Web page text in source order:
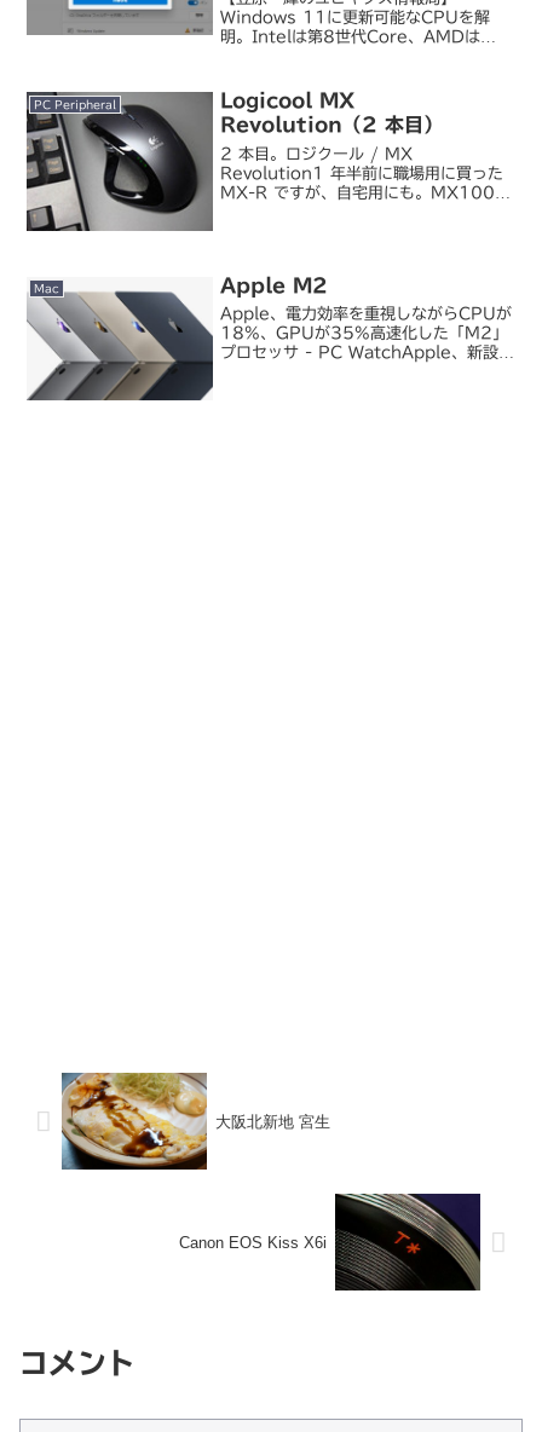
Windows 11に更新可能なCPUを解
明。Intelは第8世代Core、AMDは
Windows 11 アップグレー...
PC Peripheral
Logicool MX
Revolution（2 本目）
2 本目。ロジクール / MX
Revolution1 年半前に職場用に買った
MX-R ですが、自宅用にも。MX1000
Mac Apple M2
Apple、電力効率を重視しながらCPUが
18%、GPUが35%高速化した「M2」
プロセッサ - PC WatchApple、新設計
大阪北新地 宮生
Canon EOS Kiss X6i
コメント